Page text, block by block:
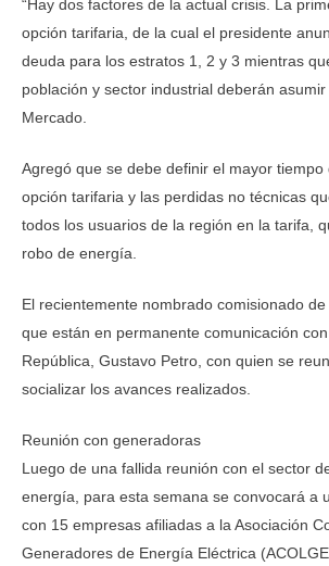
“Hay dos factores de la actual crisis. La
opción tarifaria, de la cual el presidente
deuda para los estratos 1, 2 y 3 mientras
población y sector industrial deberán
Mercado.
Agregó que se debe definir el mayor tiempo
opción tarifaria y las perdidas no técnicas
todos los usuarios de la región en la tarifa,
robo de energía.
El recientemente nombrado comisionado
que están en permanente comunicación
República, Gustavo Petro, con quien se
socializar los avances realizados.
Reunión con generadoras
Luego de una fallida reunión con el sector
energía, para esta semana se convocará a
con 15 empresas afiliadas a la Asociación
Generadores de Energía Eléctrica